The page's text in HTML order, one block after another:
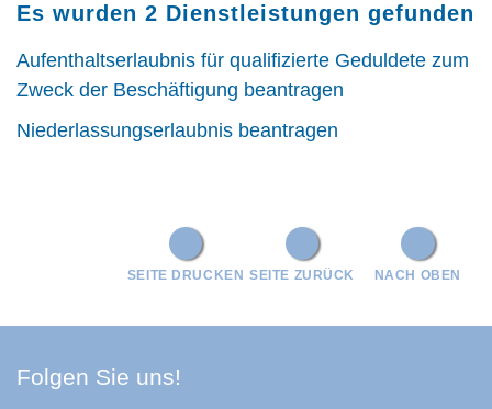
Es wurden 2 Dienstleistungen gefunden
Aufenthaltserlaubnis für qualifizierte Geduldete zum
Zweck der Beschäftigung beantragen
Niederlassungserlaubnis beantragen
NACH OBEN
SEITE ZURÜCK
SEITE DRUCKEN
Folgen Sie uns!